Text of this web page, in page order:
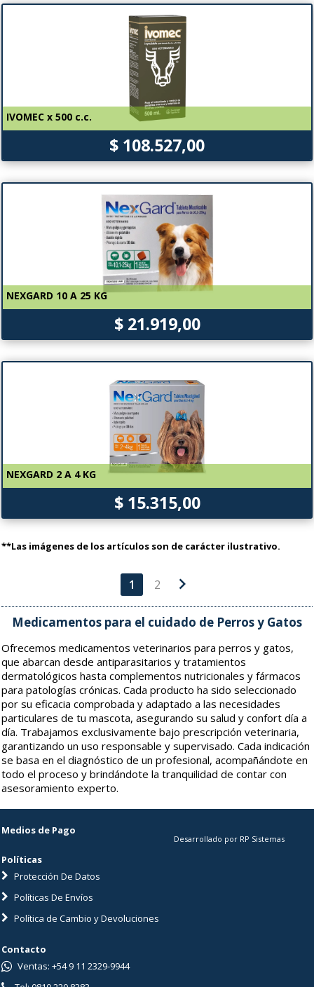
IVOMEC x 500 c.c.
$ 108.527,00
NEXGARD 10 A 25 KG
$ 21.919,00
NEXGARD 2 A 4 KG
$ 15.315,00
**Las imágenes de los artículos son de carácter ilustrativo.
1 2 chevron_right
Medicamentos para el cuidado de Perros y Gatos
Ofrecemos medicamentos veterinarios para perros y gatos,
que abarcan desde antiparasitarios y tratamientos
dermatológicos hasta complementos nutricionales y fármacos
para patologías crónicas. Cada producto ha sido seleccionado
por su eficacia comprobada y adaptado a las necesidades
particulares de tu mascota, asegurando su salud y confort día a
día. Trabajamos exclusivamente bajo prescripción veterinaria,
garantizando un uso responsable y supervisado. Cada indicación
se basa en el diagnóstico de un profesional, acompañándote en
todo el proceso y brindándote la tranquilidad de contar con
asesoramiento experto.
Medios de Pago
Políticas
Protección De Datos
Políticas De Envíos
Política de Cambio y Devoluciones
Desarrollado por RP Sistemas
Contacto
Ventas: +54 9 11 2329-9944